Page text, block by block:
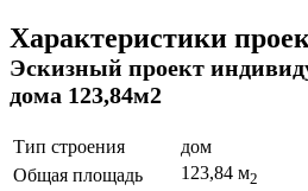
Характеристики
Эскизный проект
дома 123,84м2
Тип строения
дом
Общая площадь
123,84 м2